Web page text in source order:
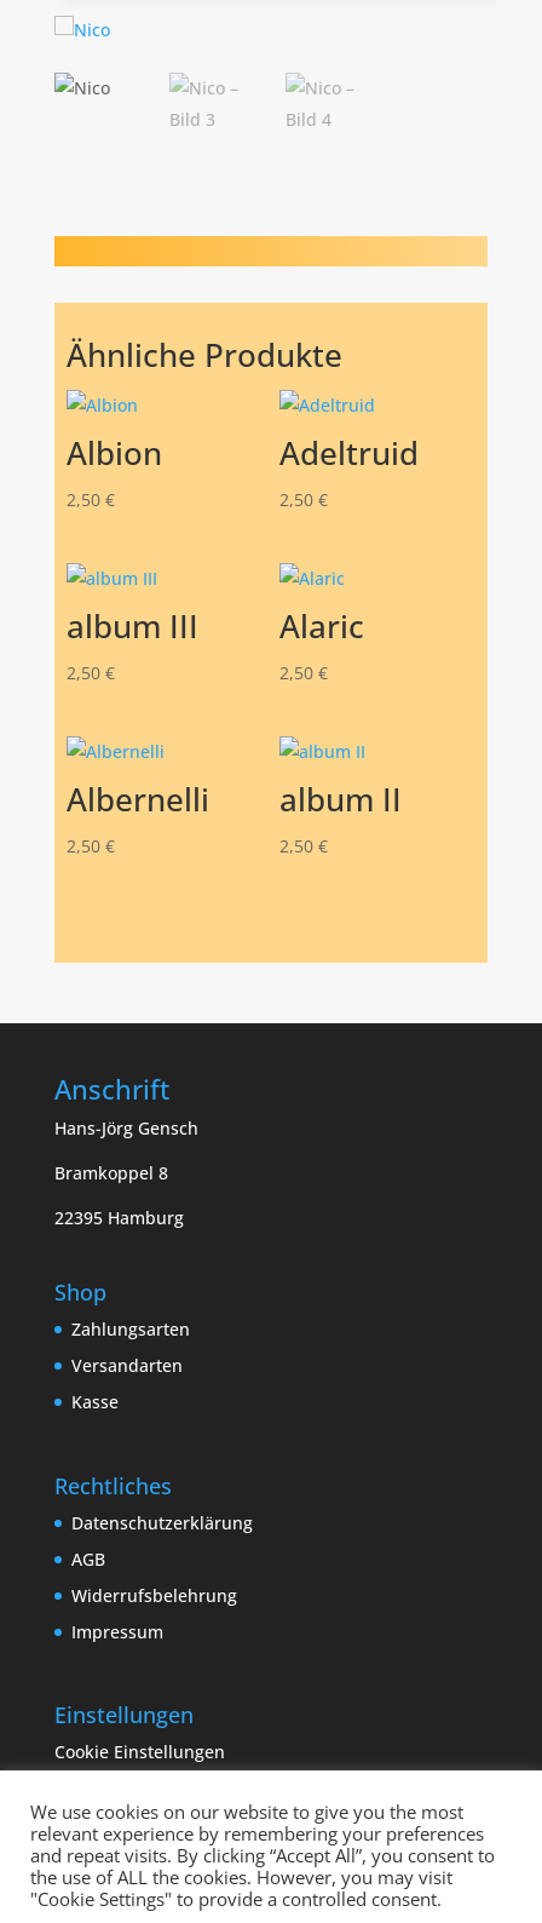
Ähnliche Produkte
Albion
2,50 €
Adeltruid
2,50 €
album III
2,50 €
Alaric
2,50 €
Albernelli
2,50 €
album II
2,50 €
Anschrift
Hans-Jörg Gensch
Bramkoppel 8
22395 Hamburg
Shop
Zahlungsarten
Versandarten
Kasse
Rechtliches
Datenschutzerklärung
AGB
Widerrufsbelehrung
Impressum
Einstellungen
Cookie Einstellungen
We use cookies on our website to give you the most
relevant experience by remembering your preferences
and repeat visits. By clicking “Accept All”, you consent to
the use of ALL the cookies. However, you may visit
"Cookie Settings" to provide a controlled consent.